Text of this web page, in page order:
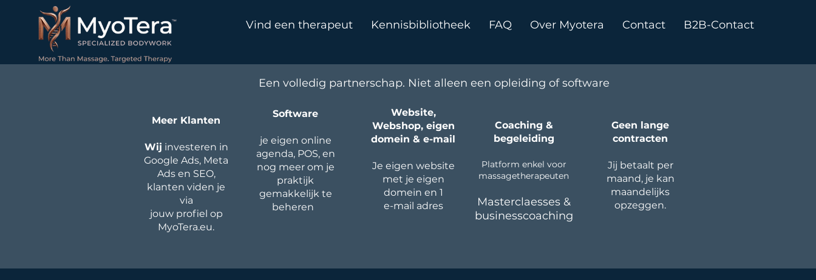
Vind een therapeut Kennisbibliotheek FAQ Over Myotera Contact B2B-Contact
Een volledig partnerschap. Niet alleen een opleiding of software
Meer Klanten
Wij investeren in
Google Ads, Meta
Ads en SEO,
klanten viden je
via
jouw profiel op
MyoTera.eu.
Software
je eigen online
agenda, POS, en
nog meer om je
praktijk
gemakkelijk te
beheren
Website,
Webshop, eigen
domein & e-mail
Je eigen website
met je eigen
domein en 1
e-mail adres
Coaching &
begeleiding
Platform enkel voor
massagetherapeuten
Masterclaesses &
businesscoaching
Geen lange
contracten
Jij betaalt per
maand, je kan
maandelijks
opzeggen.